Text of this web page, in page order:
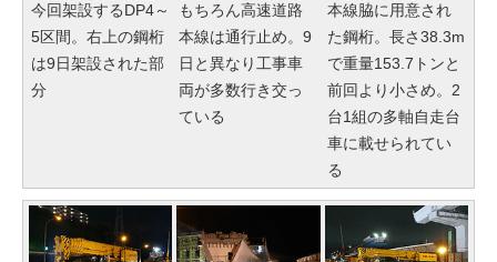
今回架設するDP4～
5区間。右上の鋼桁
は9日架設された部
分
もちろん高速道路
本線は通行止め。9
日と異なり工事車
両が多数行き交っ
ている
本線脇に用意され
た鋼桁。長さ38.3m
で重量153.7トンと
前回より小さめ。2
台1組の多軸自走台
車に載せられてい
る